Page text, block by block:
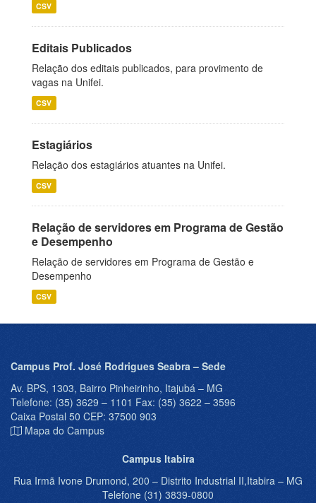
CSV
Editais Publicados
Relação dos editais publicados, para provimento de
vagas na Unifei.
CSV
Estagiários
Relação dos estagiários atuantes na Unifei.
CSV
Relação de servidores em Programa de Gestão
e Desempenho
Relação de servidores em Programa de Gestão e
Desempenho
CSV
Campus Prof. José Rodrigues Seabra – Sede
Av. BPS, 1303, Bairro Pinheirinho, Itajubá – MG
Telefone: (35) 3629 – 1101 Fax: (35) 3622 – 3596
Caixa Postal 50 CEP: 37500 903
Mapa do Campus
Campus Itabira
Rua Irmã Ivone Drumond, 200 – Distrito Industrial II,Itabira – MG
Telefone (31) 3839-0800